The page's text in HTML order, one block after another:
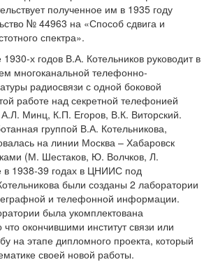
полученное им в 1935 году
№ 44963 на «Способ сдвига и
спектра».
х годов В.А. Котельников руководит в
многоканальной телефонно-
радиосвязи с одной боковой
работе над секретной телефонией
Минц, К.П. Егоров, В.К. Виторский.
группой В.А. Котельникова,
на линии Москва – Хабаровск
(М. Шестаков, Ю. Волчков, Л.
в 1938-39 годах в ЦНИИС под
были созданы 2 лаборатории
и телефонной информации.
была укомплектована
окончившими институт связи или
на этапе дипломного проекта, который
своей новой работы.